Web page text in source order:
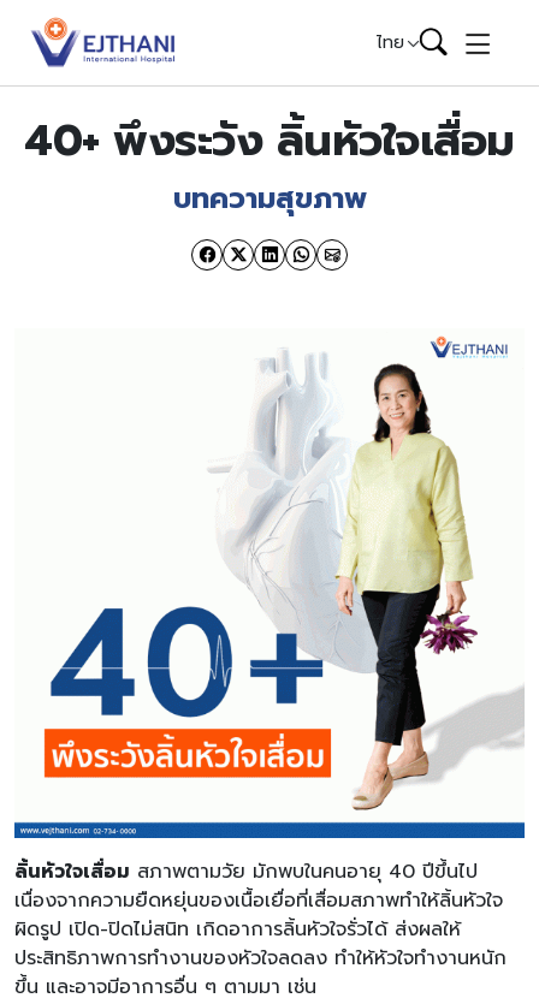
Skip to content
ไทย
40+ พึงระวัง ลิ้นหัวใจเสื่อม
บทความสุขภาพ
ลิ้นหัวใจเสื่อม สภาพตามวัย มักพบในคนอายุ 40 ปีขึ้นไป
เนื่องจากความยืดหยุ่นของเนื้อเยื่อที่เสื่อมสภาพทำให้ลิ้นหัวใจ
ผิดรูป เปิด-ปิดไม่สนิท เกิดอาการลิ้นหัวใจรั่วได้ ส่งผลให้
ประสิทธิภาพการทำงานของหัวใจลดลง ทำให้หัวใจทำงานหนัก
ขึ้น และอาจมีอาการอื่น ๆ ตามมา เช่น